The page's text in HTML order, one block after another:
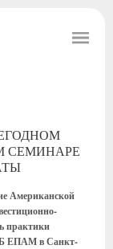
СЕМИНАРЕ
Американской
практики
ЕПАМ в Санкт-